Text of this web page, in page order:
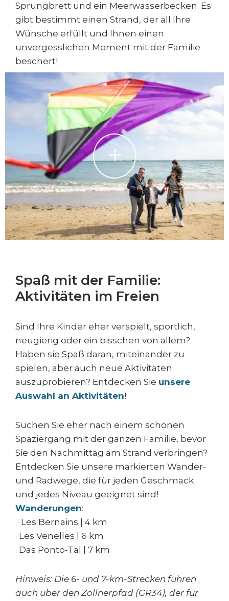
Sprungbrett und ein Meerwasserbecken. Es
gibt bestimmt einen Strand, der all Ihre
Wünsche erfüllt und Ihnen einen
unvergesslichen Moment mit der Familie
beschert!
Spaß mit der Familie:
Aktivitäten im Freien
Sind Ihre Kinder eher verspielt, sportlich,
neugierig oder ein bisschen von allem?
Haben sie Spaß daran, miteinander zu
spielen, aber auch neue Aktivitäten
auszuprobieren? Entdecken Sie unsere
Auswahl an Aktivitäten!
Suchen Sie eher nach einem schönen
Spaziergang mit der ganzen Familie, bevor
Sie den Nachmittag am Strand verbringen?
Entdecken Sie unsere markierten Wander-
und Radwege, die für jeden Geschmack
und jedes Niveau geeignet sind!
Wanderungen:
· Les Bernains | 4 km
· Les Venelles | 6 km
· Das Ponto-Tal | 7 km
Hinweis: Die 6- und 7-km-Strecken führen
auch über den Zöllnerpfad (GR34), der für